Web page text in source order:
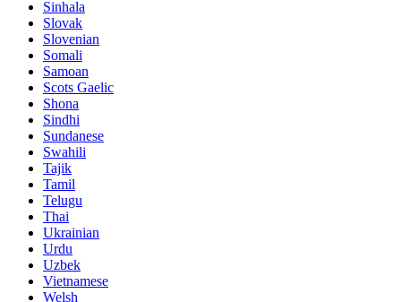
Sinhala
Slovak
Slovenian
Somali
Samoan
Scots Gaelic
Shona
Sindhi
Sundanese
Swahili
Tajik
Tamil
Telugu
Thai
Ukrainian
Urdu
Uzbek
Vietnamese
Welsh